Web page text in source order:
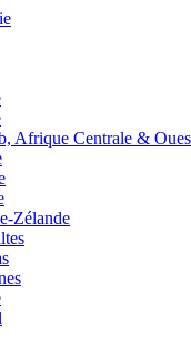
Afrique Centrale &
Zélande